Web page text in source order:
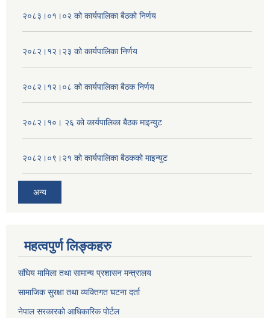
२०८३।०१।०२ को कार्यपालिका बैठको निर्णय
२०८२।१२।२३ को कार्यपालिका निर्णय
२०८२।१२।०८ को कार्यपालिका बैठक निर्णय
२०८२।१०। २६ को कार्यपालिका बैठक माइन्युट
२०८२।०९।२१ को कार्यपालिका बैठकको माइन्युट
अन्य
महत्वपुर्ण लिङ्कहरु
संघिय मामिला तथा सामान्य प्रशासन मन्त्रालय
सामाजिक सुरक्षा तथा व्यक्तिगत घटना दर्ता
नेपाल सरकारको आधिकारिक पोर्टल